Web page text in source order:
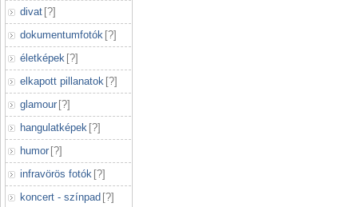
divat [?]
dokumentumfotók [?]
életképek [?]
elkapott pillanatok [?]
glamour [?]
hangulatképek [?]
humor [?]
infravörös fotók [?]
koncert - színpad [?]